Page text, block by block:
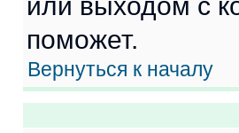
поможет.
Вернуться к началу